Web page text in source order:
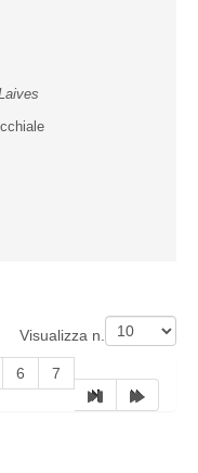
Visualizza n.
6 7